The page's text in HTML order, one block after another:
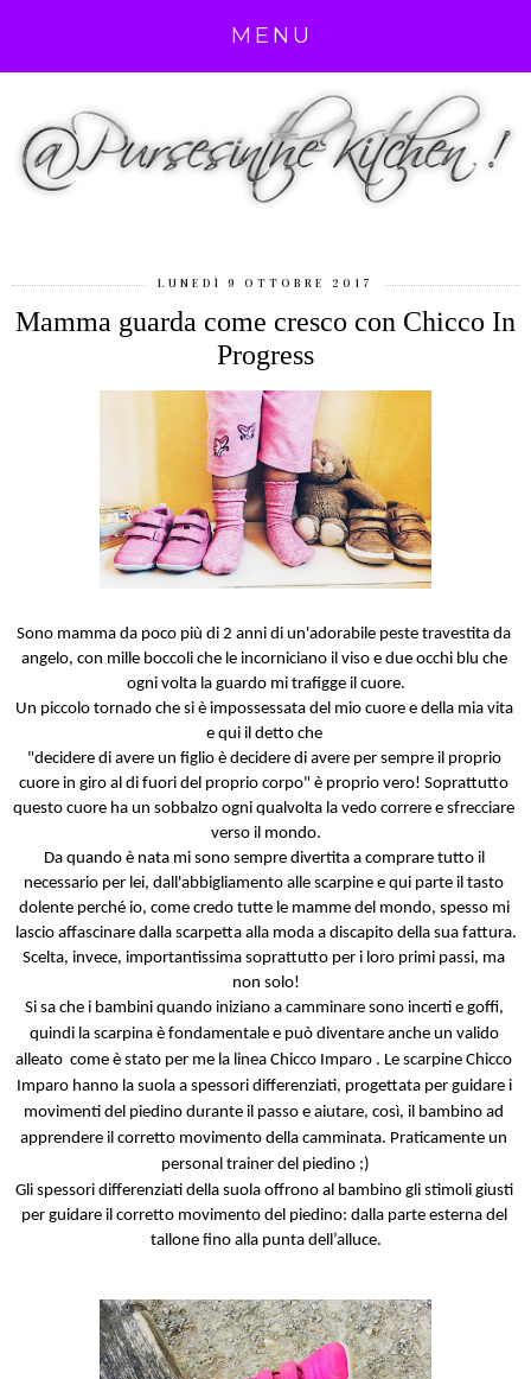
MENU
LUNEDÌ 9 OTTOBRE 2017
Mamma guarda come cresco con Chicco In
Progress
Sono mamma da poco più di 2 anni di un'adorabile peste travestita da
angelo, con mille boccoli che le incorniciano il viso e due occhi blu che
ogni volta la guardo mi trafigge il cuore.
Un piccolo tornado che si è impossessata del mio cuore e della mia vita
e qui il detto che
"decidere di avere un figlio è decidere di avere per sempre il proprio
cuore in giro al di fuori del proprio corpo" è proprio vero! Soprattutto
questo cuore ha un sobbalzo ogni qualvolta la vedo correre e sfrecciare
verso il mondo.
Da quando è nata mi sono sempre divertita a comprare tutto il
necessario per lei, dall'abbigliamento alle scarpine e qui parte il tasto
dolente perché io, come credo tutte le mamme del mondo, spesso mi
lascio affascinare dalla scarpetta alla moda a discapito della sua fattura.
Scelta, invece, importantissima soprattutto per i loro primi passi, ma
non solo!
Si sa che i bambini quando iniziano a camminare sono incerti e goffi,
quindi la scarpina è fondamentale e può diventare anche un valido
alleato  come è stato per me la linea Chicco Imparo . Le scarpine Chicco
Imparo hanno la suola a spessori differenziati, progettata per guidare i
movimenti del piedino durante il passo e aiutare, così, il bambino ad
apprendere il corretto movimento della camminata. Praticamente un
personal trainer del piedino ;)
Gli spessori differenziati della suola offrono al bambino gli stimoli giusti
per guidare il corretto movimento del piedino: dalla parte esterna del
tallone fino alla punta dell’alluce.